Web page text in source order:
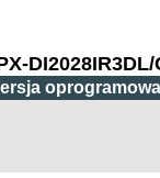
DI2028IR3DL/